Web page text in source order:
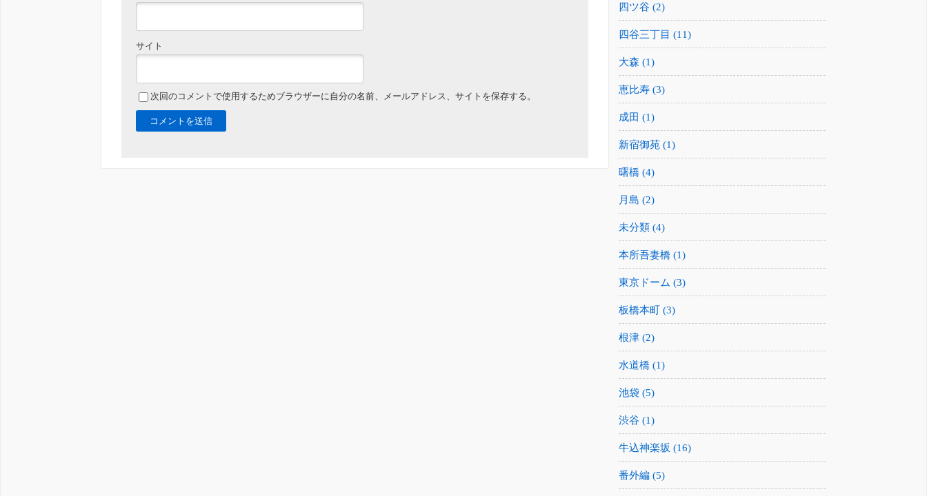
サイト
次回のコメントで使用するためブラウザーに自分の名前、メールアドレス、サイトを保存する。
四ツ谷 (2)
四谷三丁目 (11)
大森 (1)
恵比寿 (3)
成田 (1)
新宿御苑 (1)
曙橋 (4)
月島 (2)
未分類 (4)
本所吾妻橋 (1)
東京ドーム (3)
板橋本町 (3)
根津 (2)
水道橋 (1)
池袋 (5)
渋谷 (1)
牛込神楽坂 (16)
番外編 (5)